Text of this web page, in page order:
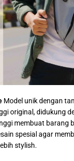
Model unik dengan
original, didukung
membuat barang
spesial agar
stylish.